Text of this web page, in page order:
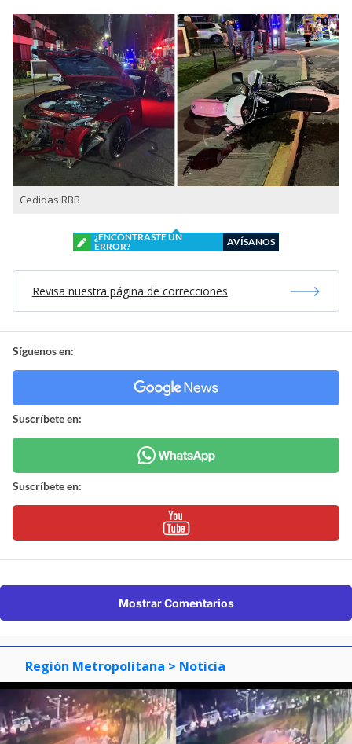
Cedidas RBB
¿ENCONTRASTE UN
ERROR?
AVÍSANOS
Revisa nuestra página de correcciones
Síguenos en:
Suscríbete en:
Suscríbete en:
Mostrar Comentarios
Región Metropolitana > Noticia